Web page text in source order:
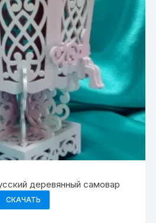
деревянный самовар
СКАЧАТЬ